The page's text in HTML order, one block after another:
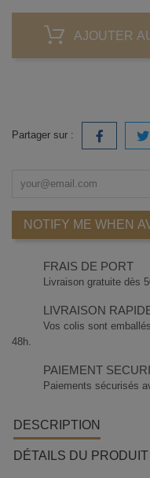
AJOUTER
Partager sur :
NOTIFY ME WHEN
FRAIS DE PORT
Livraison gratuite dès
LIVRAISON
Vos colis sont
48h.
PAIEMENT
Paiements sécurisés
DESCRIPTION
DÉTAILS DU PRODUIT